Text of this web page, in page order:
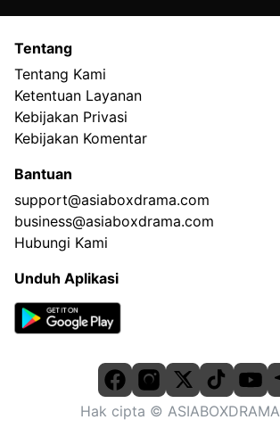
Tentang
Tentang Kami
Ketentuan Layanan
Kebijakan Privasi
Kebijakan Komentar
Bantuan
support@asiaboxdrama.com
business@asiaboxdrama.com
Hubungi Kami
Unduh Aplikasi
Hak cipta © ASIABOXDRAMA